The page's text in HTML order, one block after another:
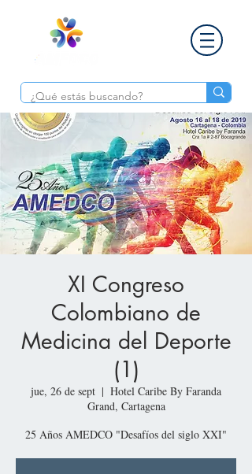
XI Congreso
Colombiano de
Medicina del Deporte
(1)
jue, 26 de sept
  |
Hotel Caribe By Faranda
Grand, Cartagena
25 Años AMEDCO "Desafíos del siglo XXI"